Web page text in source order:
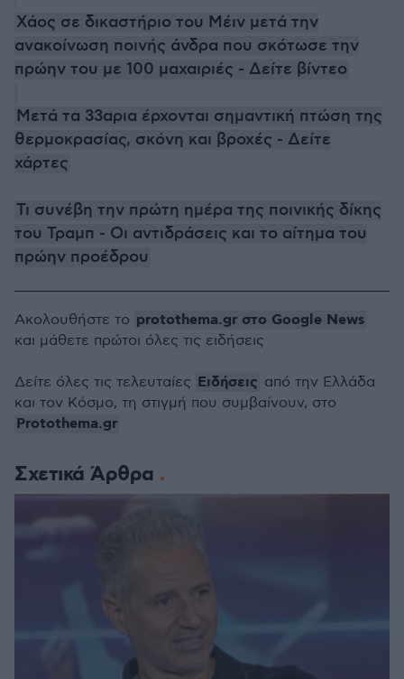
Χάος σε δικαστήριο του Μέιν μετά την
ανακοίνωση ποινής άνδρα που σκότωσε την
πρώην του με 100 μαχαιριές - Δείτε βίντεο
Μετά τα 33αρια έρχονται σημαντική πτώση της
θερμοκρασίας, σκόνη και βροχές - Δείτε
χάρτες
Τι συνέβη την πρώτη ημέρα της ποινικής δίκης
του Τραμπ - Οι αντιδράσεις και το αίτημα του
πρώην προέδρου
Σχετικά Άρθρα
Ακολουθήστε το protothema.gr στο Google News
και μάθετε πρώτοι όλες τις ειδήσεις
Δείτε όλες τις τελευταίες Ειδήσεις από την Ελλάδα
και τον Κόσμο, τη στιγμή που συμβαίνουν, στο
Protothema.gr